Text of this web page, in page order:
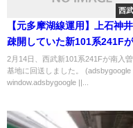
西
【元多摩湖線運用】上石神
疎開していた新101系241F
入曽に回送
2月14日、西武新101系241Fが南入
基地に回送しました。 (adsbygoogle
window.adsbygoogle ||...